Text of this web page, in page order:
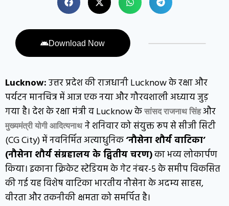
Download Now
Lucknow:उत्तर प्रदेश की राजधानी Lucknow के रक्षा और
पर्यटन मानचित्र में आज एक नया और गौरवशाली अध्याय जुड़
गया है। देश के रक्षा मंत्री व Lucknow के सांसद राजनाथ सिंहऔर
मुख्यमंत्री योगी आदित्यनाथ ने शनिवार को संयुक्त रूप से सीजी सिटी
(CG City) में नवनिर्मित अत्याधुनिक‘नौसेना शौर्य वाटिका’
(नौसेना शौर्य संग्रहालय के द्वितीय चरण)का भव्य लोकार्पण
किया। इकाना क्रिकेट स्टेडियम के गेट नंबर-5 के समीप विकसित
की गई यह विशेष वाटिका भारतीय नौसेना के अदम्य साहस,
वीरता और तकनीकी क्षमता को समर्पित है।